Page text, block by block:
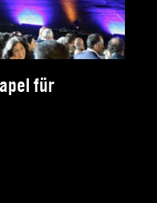
für